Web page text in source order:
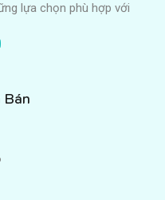
lựa chọn phù hợp với
Bán